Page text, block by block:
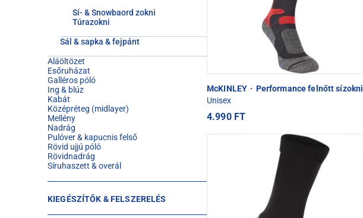
Sí- & Snowbaord zokni
Túrazokni
Sál & sapka & fejpánt
Aláöltözet
Esőruházat
Galléros póló
Ing & blúz
Kabát
Középréteg (midlayer)
Mellény
Nadrág
Pulóver & kapucnis felső
Rövid ujjú póló
Rövidnadrág
Síruhaszett & overál
KIEGÉSZÍTŐK & FELSZERELÉS
McKINLEY · Performance felnőtt sízokni
Unisex
4.990 FT